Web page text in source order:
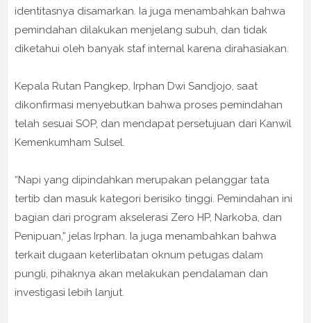
identitasnya disamarkan. Ia juga menambahkan bahwa
pemindahan dilakukan menjelang subuh, dan tidak
diketahui oleh banyak staf internal karena dirahasiakan.
Kepala Rutan Pangkep, Irphan Dwi Sandjojo, saat
dikonfirmasi menyebutkan bahwa proses pemindahan
telah sesuai SOP, dan mendapat persetujuan dari Kanwil
Kemenkumham Sulsel.
“Napi yang dipindahkan merupakan pelanggar tata
tertib dan masuk kategori berisiko tinggi. Pemindahan ini
bagian dari program akselerasi Zero HP, Narkoba, dan
Penipuan,” jelas Irphan. Ia juga menambahkan bahwa
terkait dugaan keterlibatan oknum petugas dalam
pungli, pihaknya akan melakukan pendalaman dan
investigasi lebih lanjut.